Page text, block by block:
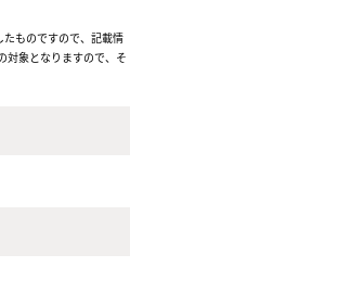
ものですので、記載情
対象となりますので、そ